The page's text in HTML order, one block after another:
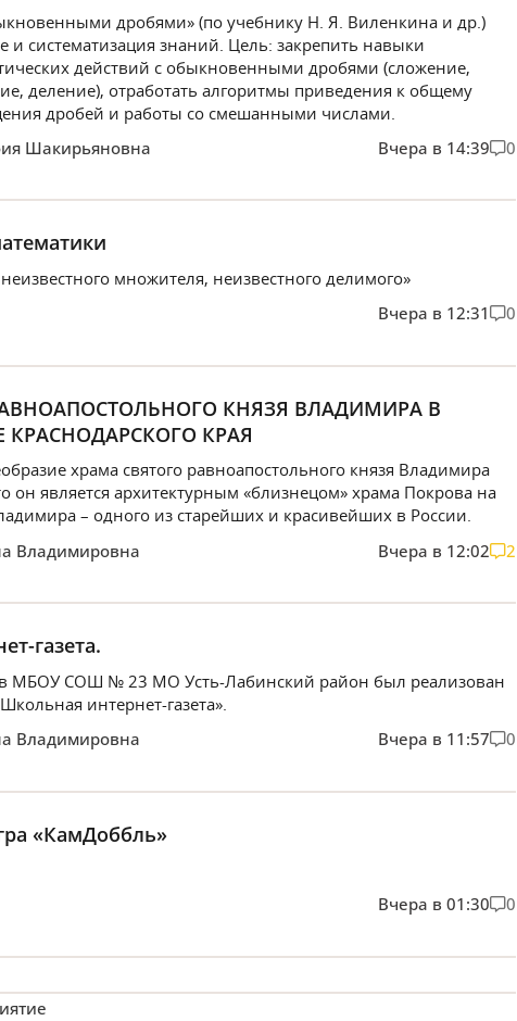
дробями» (по учебнику Н. Я. Виленкина и др.)
и систематизация знаний. Цель: закрепить навыки
действий с обыкновенными дробями (сложение,
деление), отработать алгоритмы приведения к общему
дробей и работы со смешанными числами.
Шакирьяновна
Вчера в 14:39 0
множителя, неизвестного делимого»
Вчера в 12:31 0
КНЯЗЯ ВЛАДИМИРА В
КРАСНОДАРСКОГО КРАЯ
храма святого равноапостольного князя Владимира
он является архитектурным «близнецом» храма Покрова на
– одного из старейших и красивейших в России.
Владимировна
Вчера в 12:02 2
газета.
в МБОУ СОШ № 23 МО Усть-Лабинский район был реализован
интернет-газета».
Владимировна
Вчера в 11:57 0
«КамДоббль»
Вчера в 01:30 0